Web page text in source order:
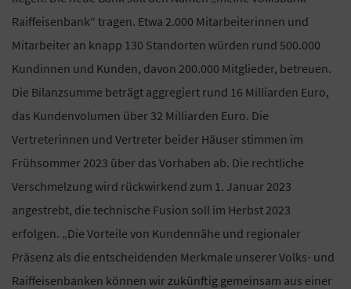
Raiffeisenbank“ tragen. Etwa 2.000 Mitarbeiterinnen und
Mitarbeiter an knapp 130 Standorten würden rund 500.000
Kundinnen und Kunden, davon 200.000 Mitglieder, betreuen.
Die Bilanzsumme beträgt aggregiert rund 16 Milliarden Euro,
das Kundenvolumen über 32 Milliarden Euro. Die
Vertreterinnen und Vertreter beider Häuser stimmen im
Frühsommer 2023 über das Vorhaben ab. Die rechtliche
Verschmelzung wird rückwirkend zum 1. Januar 2023
angestrebt, die technische Fusion soll im Herbst 2023
erfolgen. „Die Vorteile von Kundennähe und regionaler
Präsenz als die entscheidenden Merkmale unserer Volks- und
Raiffeisenbanken können wir zukünftig gemeinsam aus einer